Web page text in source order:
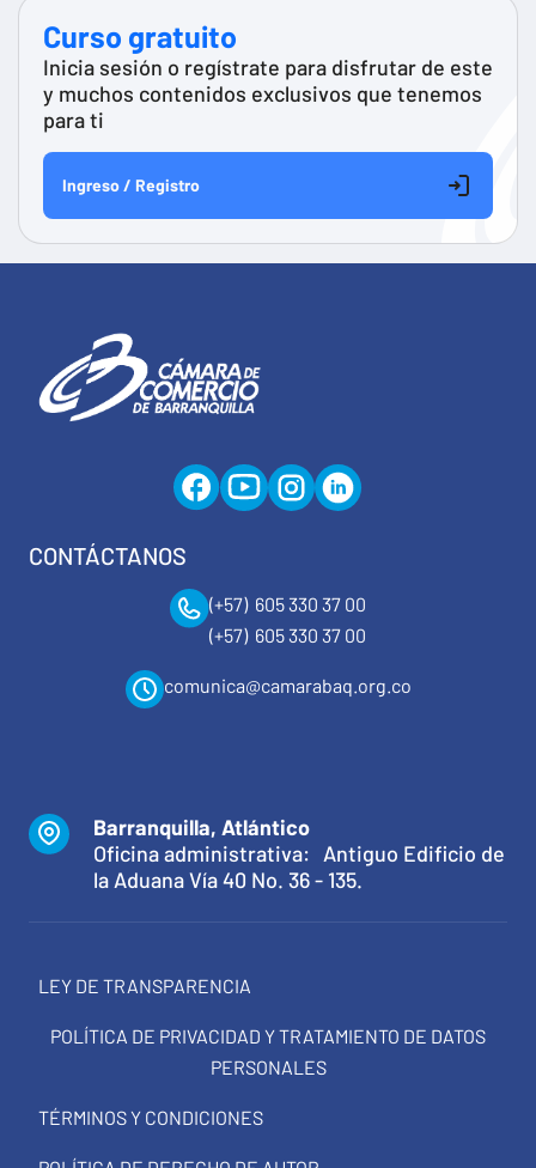
Curso gratuito
Inicia sesión o regístrate para disfrutar de este
y muchos contenidos exclusivos que tenemos
para ti
Ingreso / Registro
CONTÁCTANOS
(+57) 605 330 37 00
(+57) 605 330 37 00
comunica@camarabaq.org.co
Barranquilla, Atlántico
Oficina administrativa: Antiguo Edificio de
la Aduana Vía 40 No. 36 - 135.
LEY DE TRANSPARENCIA
POLÍTICA DE PRIVACIDAD Y TRATAMIENTO DE DATOS
PERSONALES
TÉRMINOS Y CONDICIONES